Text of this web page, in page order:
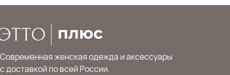
Современная женская одежда и аксессуары
с доставкой по всей России.